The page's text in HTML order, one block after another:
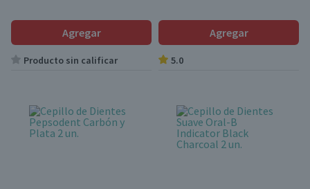
Agregar
Producto sin calificar
Agregar
5.0